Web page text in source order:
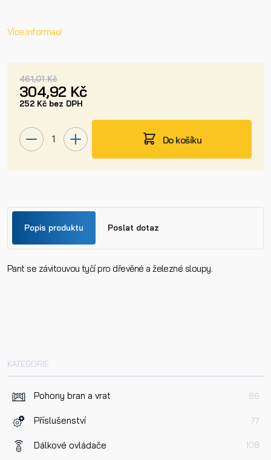
KATEGORIE
Pohony bran a vrat 86
Příslušenství 77
Dálkové ovládače 108
Více informací
461,01 Kč
304,92 Kč
252 Kč bez DPH
Do košíku
Popis produktu Poslat dotaz
Pant se závitouvou tyčí pro dřevěné a železné sloupy.
Jméno
Telefon
E-mail